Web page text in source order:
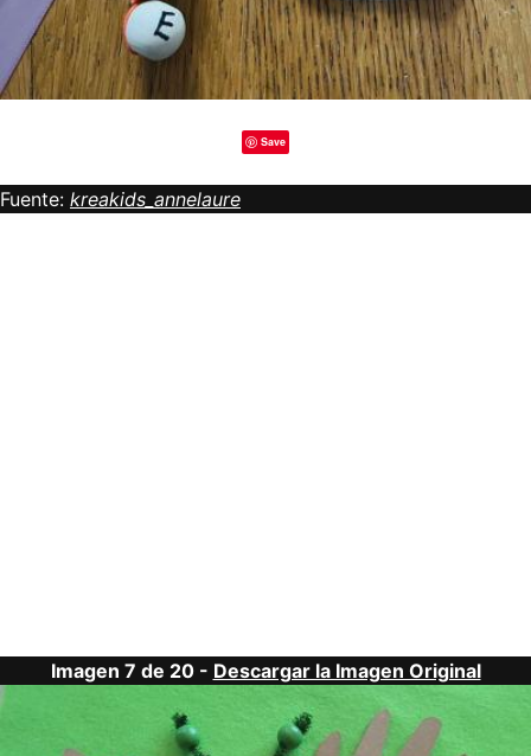
Save
Fuente: kreakids_annelaure
Imagen 7 de 20 - Descargar la Imagen Original